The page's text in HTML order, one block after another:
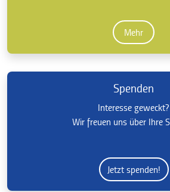
Mehr
Spenden
Interesse geweckt?
Wir freuen uns über Ihre
Jetzt spenden!